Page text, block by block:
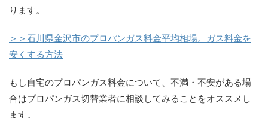
ります。
＞＞石川県金沢市のプロパンガス料金平均相場。ガス料金を
安くする方法
もし自宅のプロパンガス料金について、不満・不安がある場
合はプロパンガス切替業者に相談してみることをオススメし
ます。